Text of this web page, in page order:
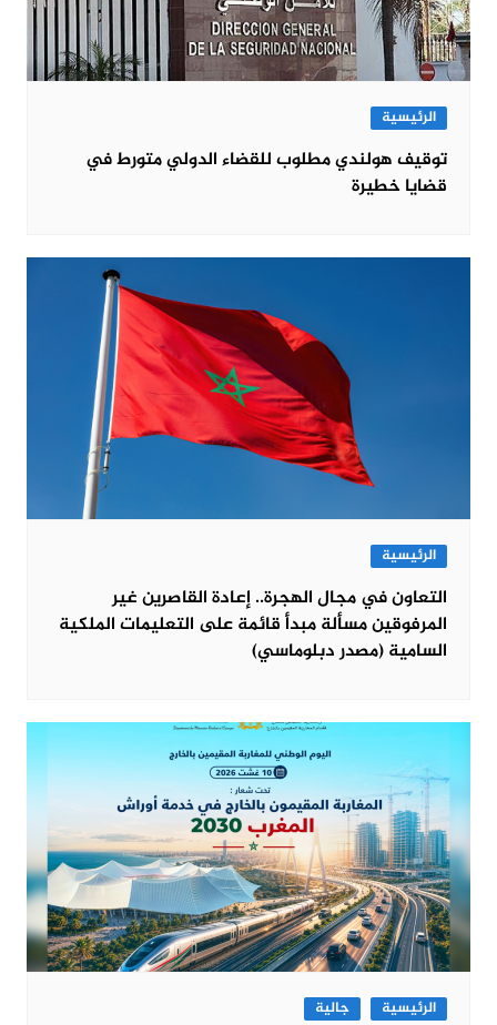
الرئيسية
توقيف هولندي مطلوب للقضاء الدولي متورط في
قضايا خطيرة
الرئيسية
التعاون في مجال الهجرة.. إعادة القاصرين غير
المرفوقين مسألة مبدأ قائمة على التعليمات الملكية
السامية (مصدر دبلوماسي)
الرئيسية جالية